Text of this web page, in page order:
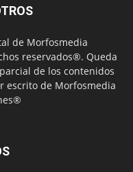
de Morfosmedia
reservados®. Queda
de los contenidos
escrito de Morfosmedia